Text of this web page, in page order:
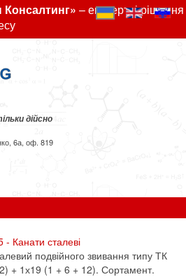
Консалтинг» – експертні рішення
дійсно
6а, оф. 819
- Канати сталеві
подвійного звивання типу ТК
+ 1х19 (1 + 6 + 12). Сортамент.